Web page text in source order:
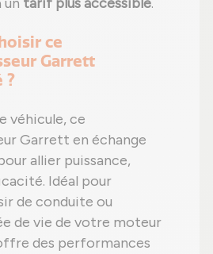
ce
Garrett
?
véhicule, ce
Garrett en échange
allier puissance,
Idéal pour
de conduite ou
de vie de votre moteur
des performances